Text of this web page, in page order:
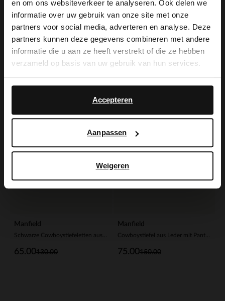
en om ons websiteverkeer te analyseren. Ook delen we
informatie over uw gebruik van onze site met onze
partners voor social media, adverteren en analyse. Deze
partners kunnen deze gegevens combineren met andere
informatie die u aan ze heeft verstrekt of die ze hebben
verzameld op basis van uw gebruik van hun services.
Accepteren
Aanpassen
Weigeren
Manfield
Schwarze Cowboystiefel aus Leder
160.00
80.00
Manfield
Taupefarbene Veloursleder-Cowboystiefel mit Umschlag
149.99
119.99
Manfield
130.00
65.00
Manfield
150.00
75.00
View this website in English?
It looks like your language isn't Dutch. Would
you like to switch to English?
English